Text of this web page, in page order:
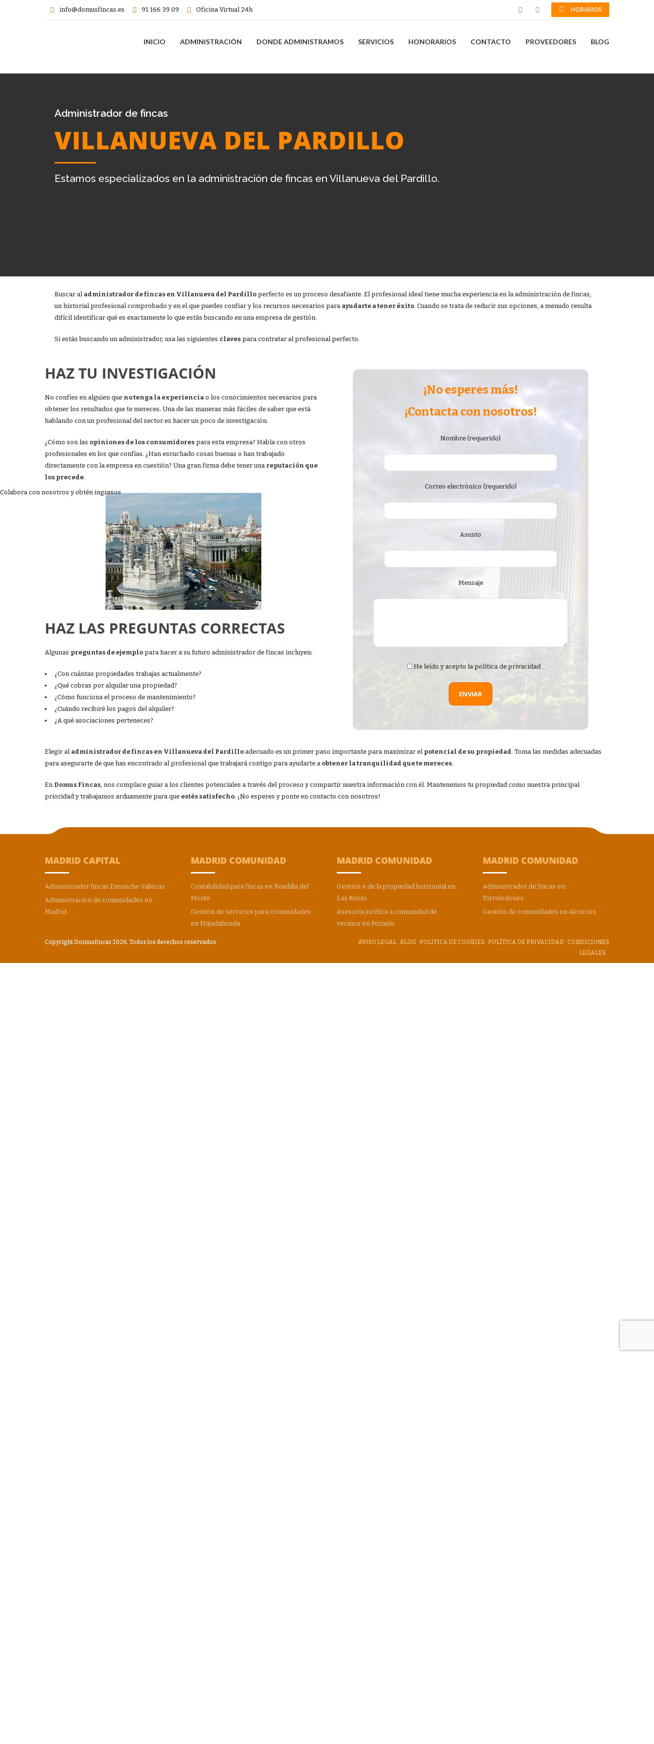
info@domusfincas.es 91 166 39 09 Oficina Virtual 24h HORARIOS
INICIO ADMINISTRACIÓN DONDE ADMINISTRAMOS SERVICIOS HONORARIOS CONTACTO PROVEEDORES BLOG
Administrador de fincas
VILLANUEVA DEL PARDILLO
Estamos especializados en la administración de fincas en Villanueva del Pardillo.
Buscar al administrador de fincas en Villanueva del Pardillo perfecto es un proceso desafiante. El profesional ideal tiene mucha experiencia en la administración de fincas,
un historial profesional comprobado y en el que puedes confiar y los recursos necesarios para ayudarte a tener éxito. Cuando se trata de reducir sus opciones, a menudo resulta
difícil identificar qué es exactamente lo que estás buscando en una empresa de gestión.
Si estás buscando un administrador, usa las siguientes claves para contratar al profesional perfecto.
HAZ TU INVESTIGACIÓN
No confíes en alguien que no tenga la experiencia o los conocimientos necesarios para
obtener los resultados que te mereces. Una de las maneras más fáciles de saber que está
hablando con un profesional del sector es hacer un poco de investigación.
¿Cómo son las opiniones de los consumidores para esta empresa? Habla con otros
profesionales en los que confías. ¿Han escuchado cosas buenas o han trabajado
directamente con la empresa en cuestión? Una gran firma debe tener una reputación que
los precede.
HAZ LAS PREGUNTAS CORRECTAS
Algunas preguntas de ejemplo para hacer a su futuro administrador de fincas incluyen:
¿Con cuántas propiedades trabajas actualmente?
¿Qué cobras por alquilar una propiedad?
¿Cómo funciona el proceso de mantenimiento?
¿Cuándo recibiré los pagos del alquiler?
¿A qué asociaciones perteneces?
¡No esperes más!
¡Contacta con nosotros!
Nombre (requerido)
Correo electrónico (requerido)
Asunto
Mensaje
He leído y acepto la política de privacidad
Elegir al administrador de fincas en Villanueva del Pardillo adecuado es un primer paso importante para maximizar el potencial de su propiedad. Toma las medidas adecuadas
para asegurarte de que has encontrado al profesional que trabajará contigo para ayudarte a obtener la tranquilidad que te mereces.
En Domus Fincas, nos complace guiar a los clientes potenciales a través del proceso y compartir nuestra información con él. Mantenemos tu propiedad como nuestra principal
prioridad y trabajamos arduamente para que estés satisfecho. ¡No esperes y ponte en contacto con nosotros!
MADRID CAPITAL
Administrador fincas Ensanche Vallecas
Administración de comunidades en
Madrid
MADRID COMUNIDAD
Contabilidad para fincas en Boadilla del
Monte
Gestión de servicios para comunidades
en Majadahonda
MADRID COMUNIDAD
Gestión e de la propiedad horizontal en
Las Rozas
Asesoría jurídica a comunidad de
vecinos en Pozuelo
MADRID COMUNIDAD
Administrador de fincas en
Torrelodones
Gestión de comunidades en Alcorcón
Copyright Domusfincas 2026. Todos los derechos reservados AVISO LEGAL BLOG POLITICA DE COOKIES POLÍTICA DE PRIVACIDAD CONDICIONES
LEGALES
Colabora con nosotros y obtén ingresos